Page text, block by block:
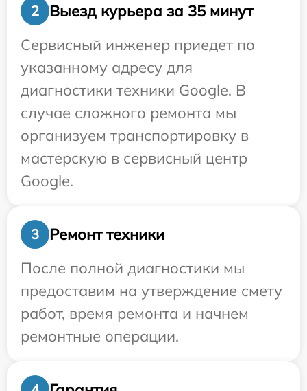
2
Выезд курьера за 35 минут
Сервисный инженер приедет по
указанному адресу для
диагностики техники Google. В
случае сложного ремонта мы
организуем транспортировку в
мастерскую в сервисный центр
Google.
3
Ремонт техники
После полной диагностики мы
предоставим на утверждение смету
работ, время ремонта и начнем
ремонтные операции.